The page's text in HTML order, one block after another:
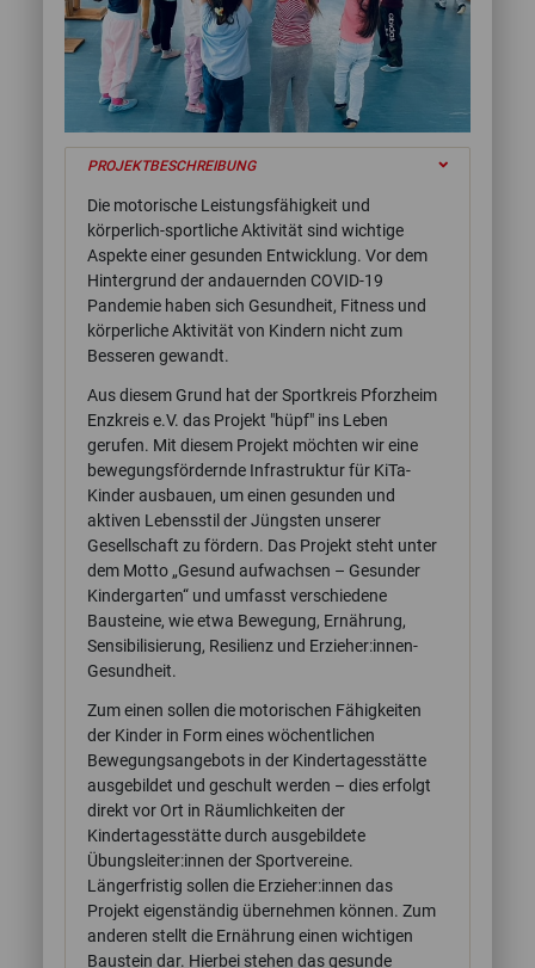
PROJEKTBESCHREIBUNG
Die motorische Leistungsfähigkeit und
körperlich-sportliche Aktivität sind wichtige
Aspekte einer gesunden Entwicklung. Vor dem
Hintergrund der andauernden COVID-19
Pandemie haben sich Gesundheit, Fitness und
körperliche Aktivität von Kindern nicht zum
Besseren gewandt.
Aus diesem Grund hat der Sportkreis Pforzheim
Enzkreis e.V. das Projekt "hüpf" ins Leben
gerufen. Mit diesem Projekt möchten wir eine
bewegungsfördernde Infrastruktur für KiTa-
Kinder ausbauen, um einen gesunden und
aktiven Lebensstil der Jüngsten unserer
Gesellschaft zu fördern. Das Projekt steht unter
dem Motto „Gesund aufwachsen – Gesunder
Kindergarten“ und umfasst verschiedene
Bausteine, wie etwa Bewegung, Ernährung,
Sensibilisierung, Resilienz und Erzieher:innen-
Gesundheit.
Zum einen sollen die motorischen Fähigkeiten
der Kinder in Form eines wöchentlichen
Bewegungsangebots in der Kindertagesstätte
ausgebildet und geschult werden – dies erfolgt
direkt vor Ort in Räumlichkeiten der
Kindertagesstätte durch ausgebildete
Übungsleiter:innen der Sportvereine.
Längerfristig sollen die Erzieher:innen das
Projekt eigenständig übernehmen können. Zum
anderen stellt die Ernährung einen wichtigen
Baustein dar. Hierbei stehen das gesunde